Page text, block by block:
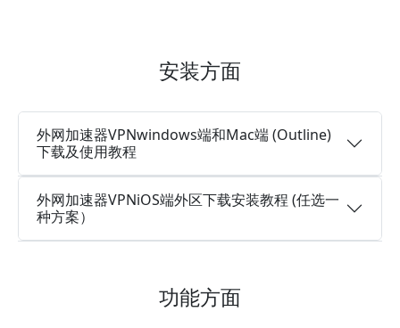
安装方面
外网加速器VPNwindows端和Mac端 (Outline)
下载及使用教程
外网加速器VPNiOS端外区下载安装教程 (任选一
种方案）
功能方面